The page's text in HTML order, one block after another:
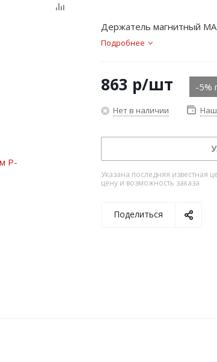
Держатель магнитный
Подробнее
863 р/шт -5%
Нет в наличии
Указана последняя известная
цену и возможность заказа
Поделиться